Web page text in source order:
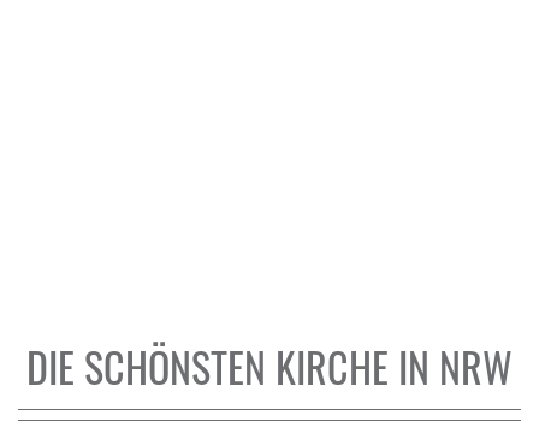
DIE SCHÖNSTEN KIRCHE IN NRW